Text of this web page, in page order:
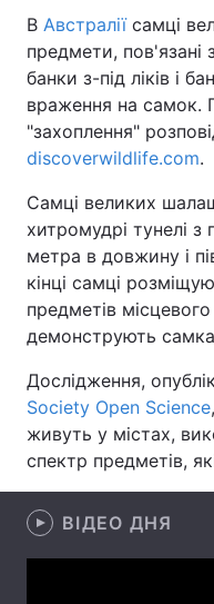
Головна
Україна
Спорт
Техно і зв'язок
Зброя
Здоров'я
Екологія
Лонгріди
Відео з Youtube
В Австраліїсамці
предмети,
банки з-під ліків і
враження на самок.
"захоплення"
discoverwildlife.com.
Самці великих
хитромудрі тунелі з
метра в довжину і
кінці самці
предметів
демонструють
Дослідження,
Society Open Science
живуть у містах,
спектр предметів,
ВІДЕО ДНЯ